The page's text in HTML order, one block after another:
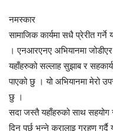
नमस्कार
सामाजिक कार्यमा सधै प्रेरीत
। एनआरएनए अभियानमा जोडीएर
यहाँहरुको सल्लाह सुझाब र
पाएको छु । यो अभियानमा मेरो
छु ।
सदा जस्तै यहाँहरुको साथ सहयोग
दिनु पर्छ भन्ने कुरालाइ ग्रहण